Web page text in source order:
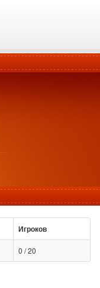
Игроков
0 / 20